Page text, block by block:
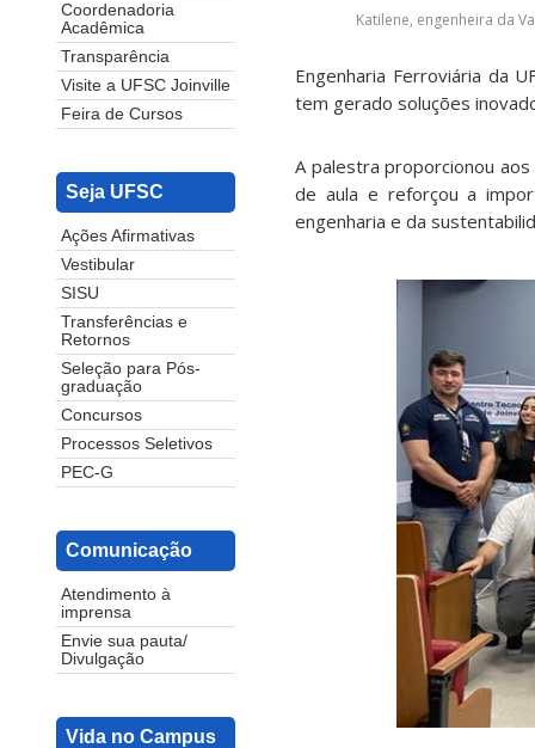
Coordenadoria
Acadêmica
Transparência
Visite a UFSC Joinville
Feira de Cursos
Seja UFSC
Ações Afirmativas
Vestibular
SISU
Transferências e
Retornos
Seleção para Pós-
graduação
Concursos
Processos Seletivos
PEC-G
Comunicação
Atendimento à
imprensa
Envie sua pauta/
Divulgação
Vida no Campus
Katilene, engenheira da
Engenharia Ferroviária da
tem gerado soluções
A palestra proporcionou
de aula e reforçou a
engenharia e da